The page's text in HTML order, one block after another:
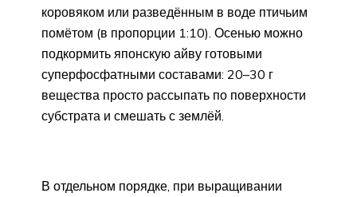
коровяком или разведённым в воде птичьим
помётом (в пропорции 1:10). Осенью можно
подкормить японскую айву готовыми
суперфосфатными составами: 20–30 г
вещества просто рассыпать по поверхности
субстрата и смешать с землёй.
В отдельном порядке, при выращивании